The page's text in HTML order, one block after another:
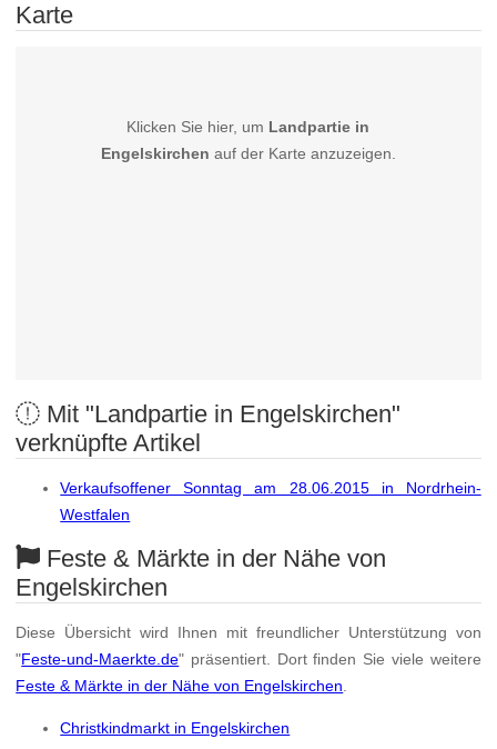
Karte
Klicken Sie hier, um Landpartie in
Engelskirchen auf der Karte anzuzeigen.
Mit "Landpartie in Engelskirchen"
verknüpfte Artikel
Verkaufsoffener Sonntag am 28.06.2015 in Nordrhein-
Westfalen
Feste & Märkte in der Nähe von
Engelskirchen
Diese Übersicht wird Ihnen mit freundlicher Unterstützung von
"Feste-und-Maerkte.de" präsentiert. Dort finden Sie viele weitere
Feste & Märkte in der Nähe von Engelskirchen
Christkindmarkt in Engelskirchen